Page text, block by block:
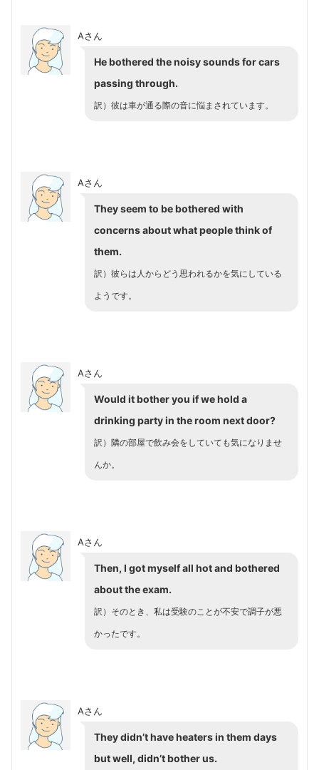
Aさん
He bothered the noisy sounds for cars
passing through.
訳）彼は車が通る際の音に悩まされています。
Aさん
They seem to be bothered with
concerns about what people think of
them.
訳）彼らは人からどう思われるかを気にしている
ようです。
Aさん
Would it bother you if we hold a
drinking party in the room next door?
訳）隣の部屋で飲み会をしていても気になりませ
んか。
Aさん
Then, I got myself all hot and bothered
about the exam.
訳）そのとき、私は受験のことが不安で調子が悪
かったです。
Aさん
They didn’t have heaters in them days
but well, didn’t bother us.